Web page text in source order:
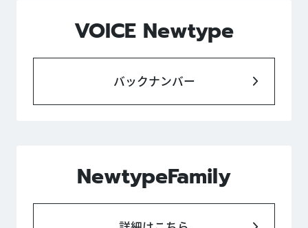
VOICE Newtype
バックナンバー
NewtypeFamily